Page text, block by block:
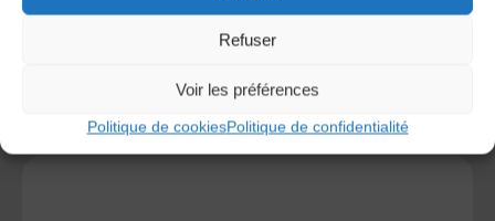
Refuser
Voir les préférences
Politique de cookiesPolitique de confidentialité